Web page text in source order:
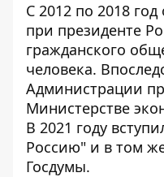
С 2012 по 2018
при президенте
гражданского
человека.
Администрации
Министерстве
В 2021 году
Россию" и в том
Госдумы.